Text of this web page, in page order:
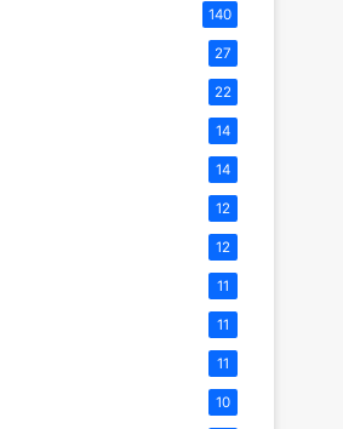
140
27
22
14
14
12
12
11
11
11
10